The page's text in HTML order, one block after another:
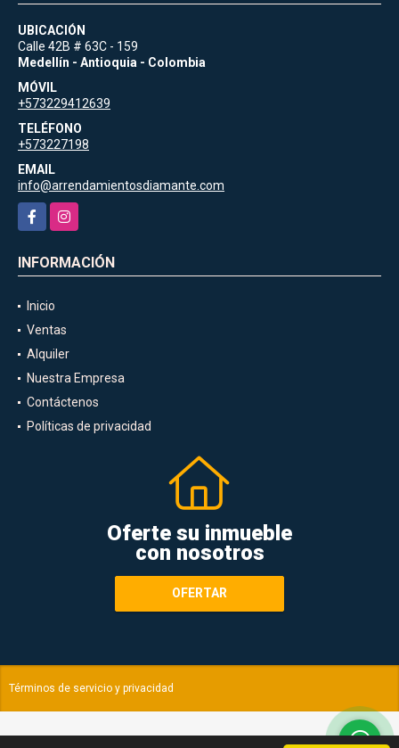
UBICACIÓN
Calle 42B # 63C - 159
Medellín - Antioquia - Colombia
MÓVIL
+573229412639
TELÉFONO
+573227198
EMAIL
info@arrendamientosdiamante.com
FacebookInstagram
INFORMACIÓN
Inicio
Ventas
Alquiler
Nuestra Empresa
Contáctenos
Políticas de privacidad
Oferte su inmueble
con nosotros
OFERTAR
Términos de servicio y privacidad